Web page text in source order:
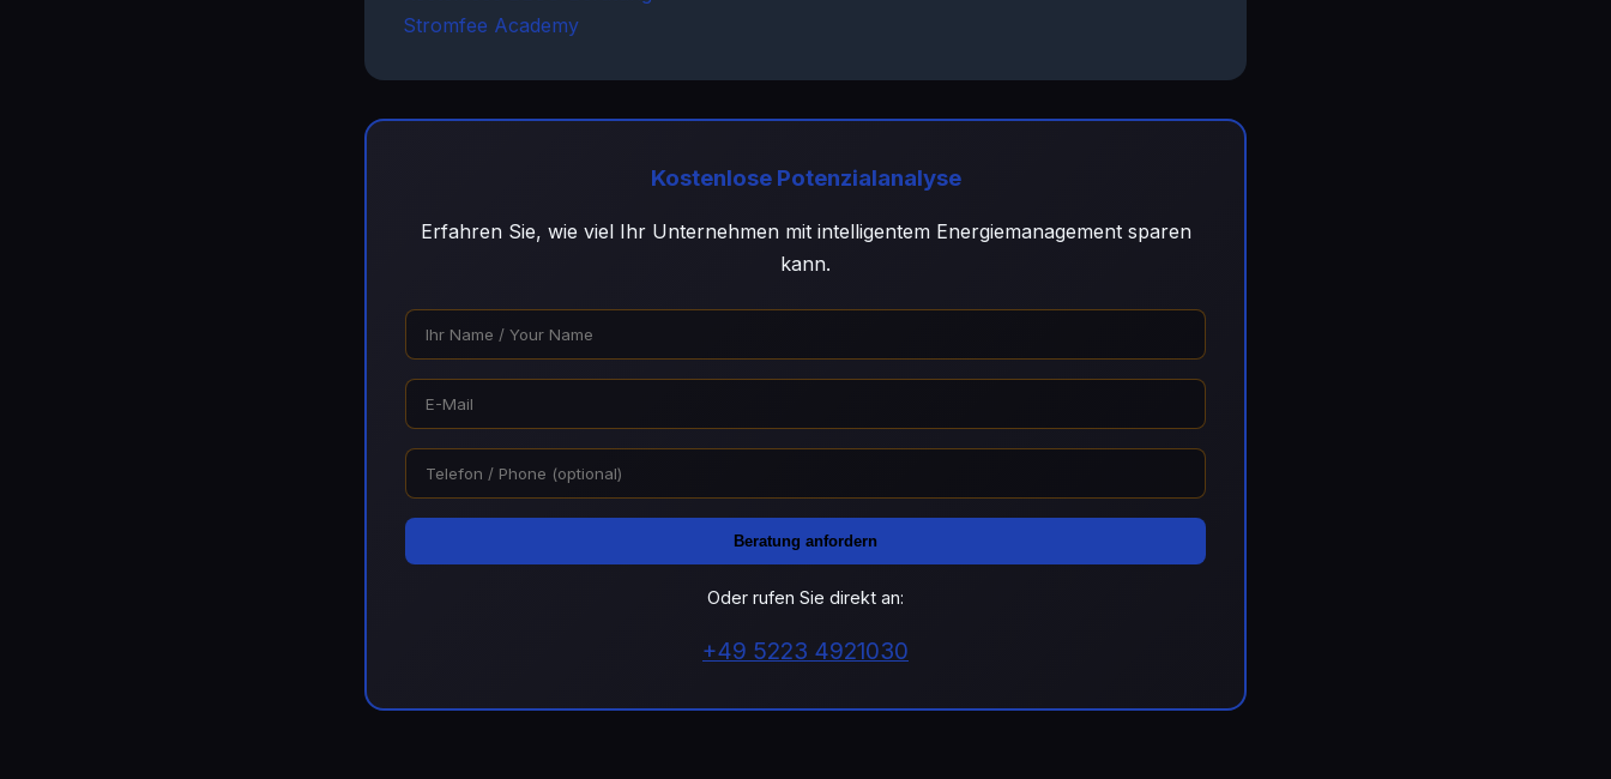
Stromfee Academy
Kostenlose Potenzialanalyse
Erfahren Sie, wie viel Ihr Unternehmen mit intelligentem Energiemanagement sparen
kann.
Beratung anfordern
Oder rufen Sie direkt an:
+49 5223 4921030